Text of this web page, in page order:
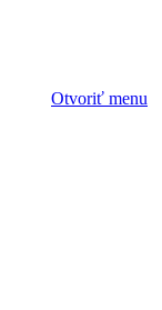
Otvoriť menu